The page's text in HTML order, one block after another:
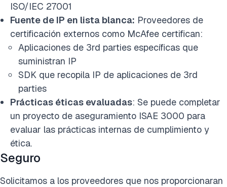
ISO/IEC 27001
Fuente de IP en lista blanca: Proveedores de
certificación externos como McAfee certifican:
Aplicaciones de 3rd parties específicas que
suministran IP
SDK que recopila IP de aplicaciones de 3rd
parties
Prácticas éticas evaluadas: Se puede completar
un proyecto de aseguramiento ISAE 3000 para
evaluar las prácticas internas de cumplimiento y
ética.
Seguro
Solicitamos a los proveedores que nos proporcionaran